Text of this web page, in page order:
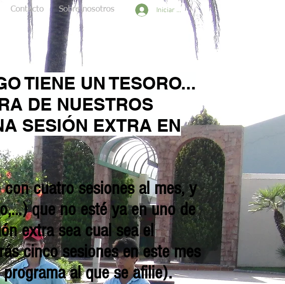
Contacto Sobre nosotros Iniciar sesión
TIENE UN TESORO...
DE NUESTROS
SESIÓN EXTRA EN
cuatro sesiones al mes, y
que no esté ya en uno de
extra sea cual sea el
cinco sesiones en este mes
al que se afilie).